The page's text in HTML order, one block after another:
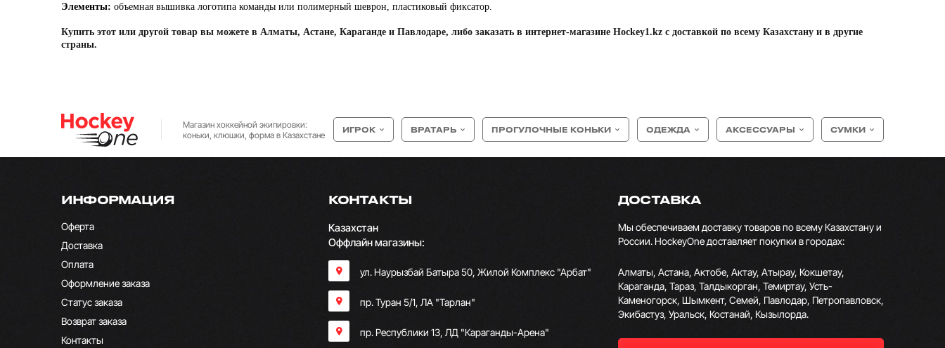
Элементы: объемная вышивка логотипа команды или полимерный шеврон, пластиковый фиксатор.
Купить этот или другой товар вы можете в Алматы, Астане, Караганде и Павлодаре, либо заказать в интернет-магазине Hockey1.kz с доставкой по всему Казахстану и в другие
страны.
Магазин хоккейной экипировки:
коньки, клюшки, форма в Казахстане
ИГРОК ВРАТАРЬ ПРОГУЛОЧНЫЕ КОНЬКИ ОДЕЖДА АКСЕССУАРЫ СУМКИ
ИНФОРМАЦИЯ
Оферта
Доставка
Оплата
Оформление заказа
Статус заказа
Возврат заказа
Контакты
КОНТАКТЫ
Казахстан
Оффлайн магазины:
ул. Наурызбай Батыра 50, Жилой Комплекс "Арбат"
пр. Туран 5/1, ЛА "Тарлан"
пр. Республики 13, ​ЛД "Караганды-Арена"
ДОСТАВКА
Мы обеспечиваем доставку товаров по всему Казахстану и
России. HockeyOne доставляет покупки в городах:
Алматы, Астана, Актобе, Актау, Атырау, Кокшетау,
Караганда, Тараз, Талдыкорган, Темиртау, Усть-
Каменогорск, Шымкент, Семей, Павлодар, Петропавловск,
Экибастуз, Уральск, Костанай, Кызылорда.